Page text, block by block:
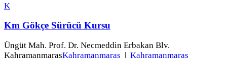
K
Km Gökçe Sürücü Kursu
Üngüt Mah. Prof. Dr. Necmeddin Erbakan Blv.
KahramanmaraşKahramanmaraş | Kahramanmaraş